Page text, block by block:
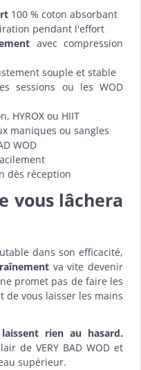
100 % coton absorbant
pendant l'effort
avec compression
souple et stable
sessions ou les WOD
HYROX ou HIIT
maniques ou sangles
WOD
dès réception
vous lâchera
dans son efficacité,
va vite devenir
promet pas de faire les
de vous laisser les mains
rien au hasard.
de VERY BAD WOD et
supérieur.